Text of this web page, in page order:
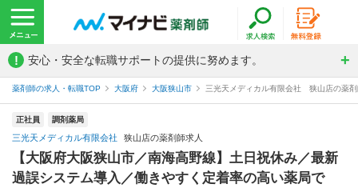
! 安心・安全な転職サポートの提供に努めます。
薬剤師の求人・転職TOP 大阪府 大阪狭山市 三光天メディカル有限会社 狭山店の薬
正社員 調剤薬局
三光天メディカル有限会社 狭山店の薬剤師求人
【大阪府大阪狭山市／南海高野線】土日祝休み／最新
過誤システム導入／働きやすく定着率の高い薬局で